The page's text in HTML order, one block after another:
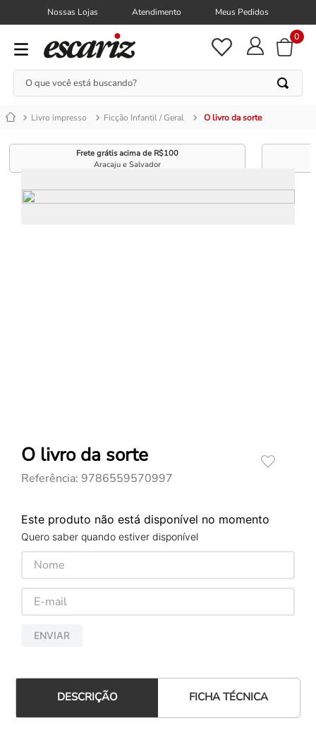
Nossas Lojas Atendimento Meus Pedidos
0
O que você está buscando?
Livro impresso Ficção Infantil / Geral O livro da sorte
Frete grátis acima de R$100
Aracaju e Salvador
O livro da sorte
Referência: 9786559570997
Este produto não está disponível no momento
Quero saber quando estiver disponível
ENVIAR
DESCRIÇÃO FICHA TÉCNICA